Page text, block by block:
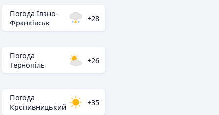
Погода Івано-
Франківськ
+28
Погода
Тернопіль
+26
Погода
Кропивницький
+35